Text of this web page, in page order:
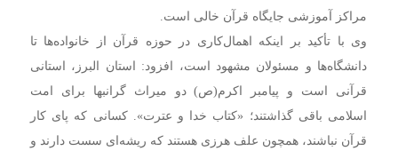
مراکز آموزشی جایگاه قرآن خالی است.
وی با تأکید بر اینکه اهمال‌کاری در حوزه قرآن از خانواده‌ها تا
دانشگاه‌ها و مسئولان مشهود است، افزود: استان البرز، استانی
قرآنی است و پیامبر اکرم(ص) دو میراث گرانبها برای امت
اسلامی باقی گذاشتند؛ «کتاب خدا و عترت». کسانی که پای کار
قرآن نباشند، همچون علف هرزی هستند که ریشه‌ای سست دارند و